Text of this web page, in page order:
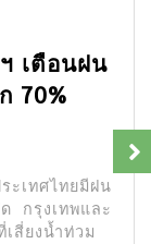
เตือนฝน
70%
ะเทศไทยมีฝน
กรุงเทพและ
สี่ยงน้ำท่วม